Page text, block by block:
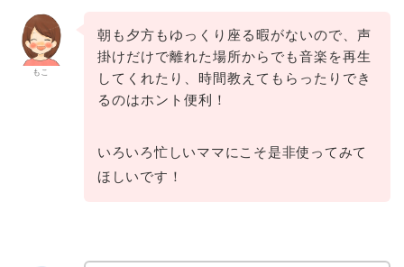
もこ
朝も夕方もゆっくり座る暇がないので、声
掛けだけで離れた場所からでも音楽を再生
してくれたり、時間教えてもらったりでき
るのはホント便利！
いろいろ忙しいママにこそ是非使ってみて
ほしいです！